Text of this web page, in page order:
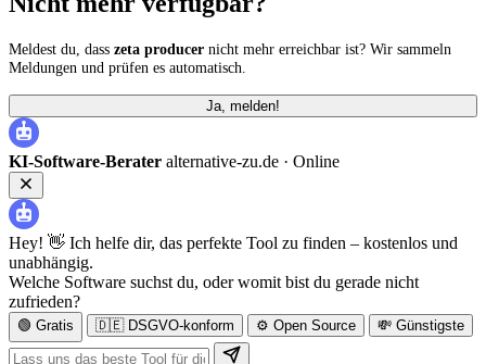
Meldest du, dass zeta producer nicht mehr erreichbar ist? Wir sammeln
Meldungen und prüfen es automatisch.
Ja, melden!
KI-Software-Berater alternative-zu.de · Online
Hey! 👋 Ich helfe dir, das perfekte Tool zu finden – kostenlos und
unabhängig.
Welche Software suchst du, oder womit bist du gerade nicht
zufrieden?
🟢 Gratis 🇩🇪 DSGVO-konform ⚙️ Open Source 💸 Günstigste